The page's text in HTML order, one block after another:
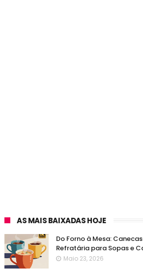
AS MAIS BAIXADAS HOJE
Do Forno à Mesa:
Refratária para Sopas e
Maio 23, 2026